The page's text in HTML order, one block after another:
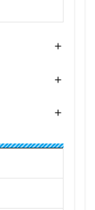
+
+
+